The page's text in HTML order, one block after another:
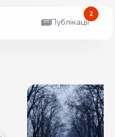
Публікації
2